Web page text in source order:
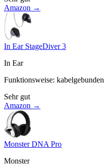
Amazon →
In Ear StageDiver 3
In Ear
Funktionsweise: kabelgebunden
Sehr gut
Amazon →
Monster DNA Pro
Monster